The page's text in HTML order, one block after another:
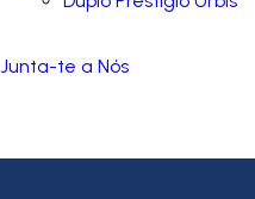
Junta-te a Nós